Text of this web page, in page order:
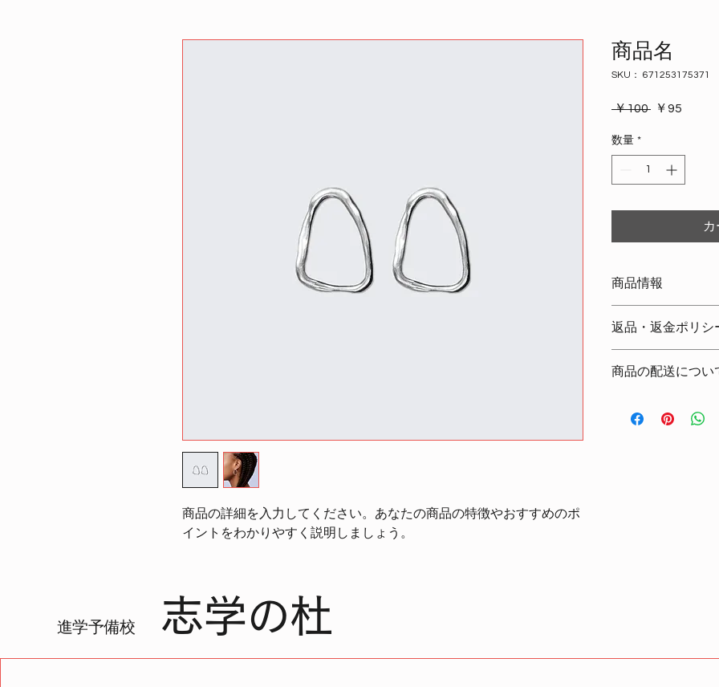
商品の詳細を入力してください。あなたの商品の特徴やおすすめのポ
イントをわかりやすく説明しましょう。
商品名
SKU： 671253175371
￥100 通
格
￥95
価
数量 *
商品情報
明に加え、商品の特
しましょう。
返品・返金ポリシ
満足しなかった場合
だけます。
商品の配送につい
する情報を入力して
進学予備校 志学の杜